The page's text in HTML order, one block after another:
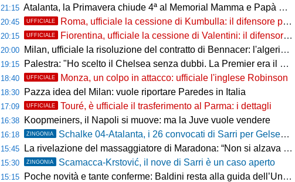
21:15 Atalanta, la Primavera chiude 4ª al Memorial Mamma e Papà Cairo
20:45 UFFICIALE Roma, ufficiale la cessione di Kumbulla: il difensore passa al Rayo Vallecano
20:15 UFFICIALE Fiorentina, ufficiale la cessione di Valentini: il difensore passa al Deportivo Alavés
20:00 Milan, ufficiale la risoluzione del contratto di Bennacer: l'algerino saluta dopo sette anni
19:15 Palestra: "Ho scelto il Chelsea senza dubbi. La Premier era il mio sogno"
18:40 UFFICIALE Monza, un colpo in attacco: ufficiale l'inglese Robinson
18:30 Pazza idea del Milan: vuole riportare Paredes in Italia
17:09 UFFICIALE Touré, è ufficiale il trasferimento al Parma: i dettagli
16:38 Koopmeiners, il Napoli si muove: ma la Juve vuole vendere
16:18 ZINGONIA Schalke 04-Atalanta, i 26 convocati di Sarri per Gelsenkirchen
15:45 La rivelazione del massaggiatore di Maradona: “Non si alzava dal letto, ero preoccupato”
15:30 ZINGONIA Scamacca-Krstović, il nove di Sarri è un caso aperto
15:15 Poche novità e tante conferme: Baldini resta alla guida dell’Under 21